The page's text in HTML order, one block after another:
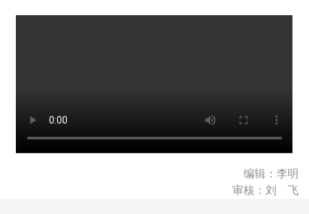
编辑：李明
审核：刘 飞